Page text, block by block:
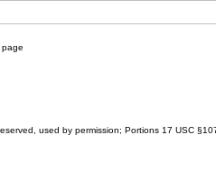
page
used by permission; Portions 17 USC